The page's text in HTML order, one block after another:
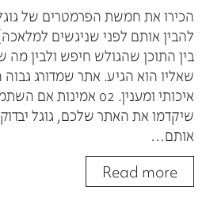
בין התוכן שהגולש חיפש ולבין
שאליו הוא הגיע. אתר שמדורג
איכותי ומענין. 02
שיקדמו את האתר שלכם, גוגל
אותם…
Read more